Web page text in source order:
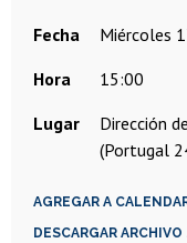
Fecha
miércoles
Hora
15:00
Lugar
Dirección
(Portugal
AGREGAR A
DESCARGAR ARCHIVO